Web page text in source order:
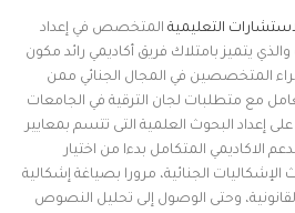
التعليمية المتخصص في إعداد
يتميز بامتلاك فريق أكاديمي رائد مكون
المتخصصين في المجال الجنائي ممن
مع متطلبات لجان الترقية في الجامعات
إعداد البحوث العلمية التى تتسم بمعايير
الاكاديمي المتكامل بدءا من اختيار
الجنائية، مرورا بصياغة إشكالية
وحتى الوصول إلى تحليل النصوص